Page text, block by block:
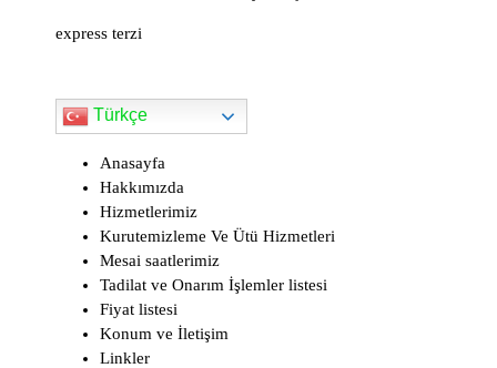
y
express terzi
Türkçe
Anasayfa
Hakkımızda
Hizmetlerimiz
Kurutemizleme Ve Ütü Hizmetleri
Mesai saatlerimiz
Tadilat ve Onarım İşlemler listesi
Fiyat listesi
Konum ve İletişim
Linkler